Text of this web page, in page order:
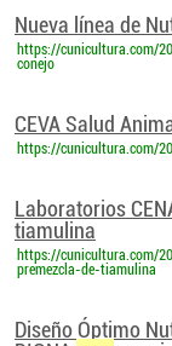
Nueva línea de
https://cunicultura.com/
conejo
CEVA Salud
https://cunicultura.com/
Laboratorios
tiamulina
https://cunicultura.com/
premezcla-de-tiamulina
Diseño Óptimo